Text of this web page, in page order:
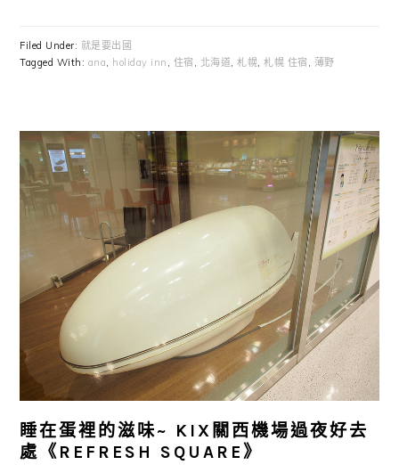
Filed Under: 就是要出國
Tagged With: ana, holiday inn , 住宿 , 北海道,札幌,札幌 住宿 , 薄野
睡在蛋裡的滋味~ KIX關西機場過夜好去
處《REFRESH SQUARE》